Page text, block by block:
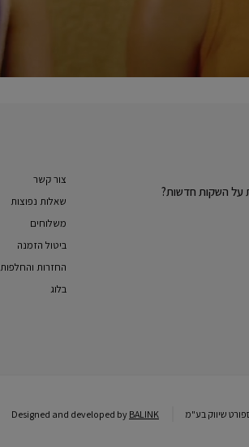
על השקות חדשות?
צור קשר
שאלות נפוצות
משלוחים
ביטול הזמנה
החזרות והחלפות
בלוג
שיווק בע"מ Designed and developed by BALINK